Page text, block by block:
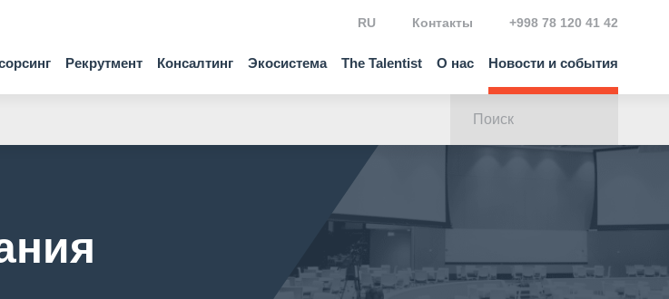
Рекрутмент Консалтинг Экосистема The Talentist О нас Новости и события
RU Контакты +998 78 120 41 42